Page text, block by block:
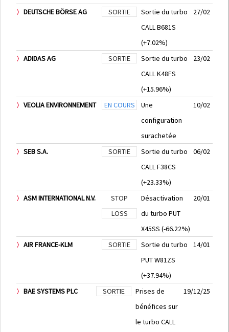
DEUTSCHE BÖRSE AG SORTIE
Sortie du turbo
CALL B681S
(+7.02%)
27/02
ADIDAS AG SORTIE
Sortie du turbo
CALL K48FS
(+15.96%)
23/02
VEOLIA ENVIRONNEMENT EN COURS
Une
configuration
surachetée
10/02
SEB S.A. SORTIE
Sortie du turbo
CALL F38CS
(+23.33%)
06/02
ASM INTERNATIONAL N.V.
STOP
LOSS
Désactivation
du turbo PUT
X45SS (-66.22%)
20/01
AIR FRANCE-KLM SORTIE
Sortie du turbo
PUT W81ZS
(+37.94%)
14/01
BAE SYSTEMS PLC SORTIE
Prises de
bénéfices sur
le turbo CALL
19/12/25